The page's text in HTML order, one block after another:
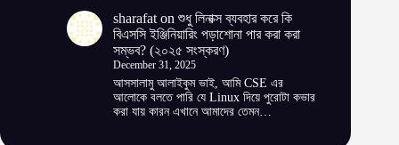
sharafat onশুধু লিনাক্স ব্যবহার করে কি
বিএসসি ইঞ্জিনিয়ারিং পড়াশোনা পার করা করা
সম্ভব? (২০২৫ সংস্করণ)
December 31, 2025
আসসালামু আলাইকুম ভাই, আমি CSE এর
আলোকে বলতে পারি যে Linux দিয়ে পুরোটা কভার
করা যায় কারন এখানে আমাদের তেমন…